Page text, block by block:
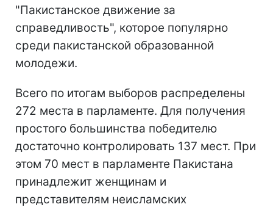
"Пакистанское движение за
справедливость", которое популярно
среди пакистанской образованной
молодежи.
Всего по итогам выборов распределены
272 места в парламенте. Для получения
простого большинства победителю
достаточно контролировать 137 мест. При
этом 70 мест в парламенте Пакистана
принадлежит женщинам и
представителям неисламских